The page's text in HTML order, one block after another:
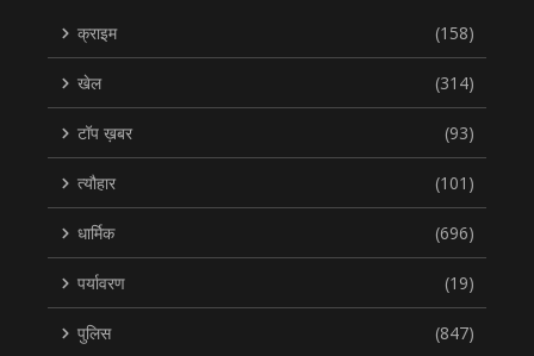
क्राइम (158)
खेल (314)
टॉप ख़बर (93)
त्यौहार (101)
धार्मिक (696)
पर्यावरण (19)
पुलिस (847)